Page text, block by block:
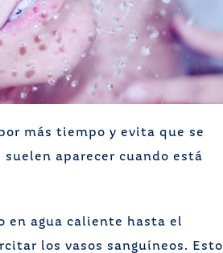
más tiempo y evita que se
aparecer cuando está
en agua caliente hasta el
los vasos sanguíneos. Esto